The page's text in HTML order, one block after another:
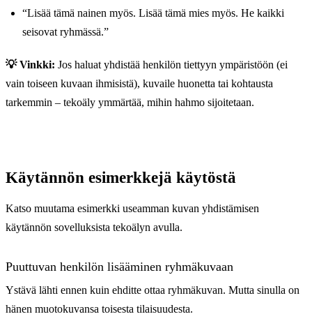
“Lisää tämä nainen myös. Lisää tämä mies myös. He kaikki
seisovat ryhmässä.”
💡 Vinkki: Jos haluat yhdistää henkilön tiettyyn ympäristöön (ei
vain toiseen kuvaan ihmisistä), kuvaile huonetta tai kohtausta
tarkemmin – tekoäly ymmärtää, mihin hahmo sijoitetaan.
Käytännön esimerkkejä käytöstä
Katso muutama esimerkki useamman kuvan yhdistämisen
käytännön sovelluksista tekoälyn avulla.
Puuttuvan henkilön lisääminen ryhmäkuvaan
Ystävä lähti ennen kuin ehditte ottaa ryhmäkuvan. Mutta sinulla on
hänen muotokuvansa toisesta tilaisuudesta.